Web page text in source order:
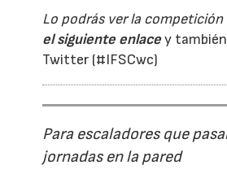
Lo podrás ver la
el siguiente enlacey
Twitter (#IFSCwc)
Para escaladores que
jornadas en la pared